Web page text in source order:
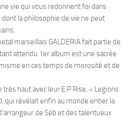
vie qui vous redonnent foi dans
la philosophie de vie ne peut
marseillais GALDERIA fait partie de
attendu 1er album est une sacrée
en ces temps de morosité et de
haut avec leur E.P Rise, « Legions
qui révélait enfin au monde entier la
de Séb et des talentueux